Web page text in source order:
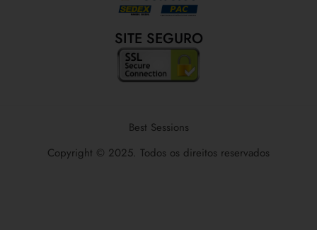
SITE SEGURO
Best Sessions
Copyright © 2025. Todos os direitos reservados